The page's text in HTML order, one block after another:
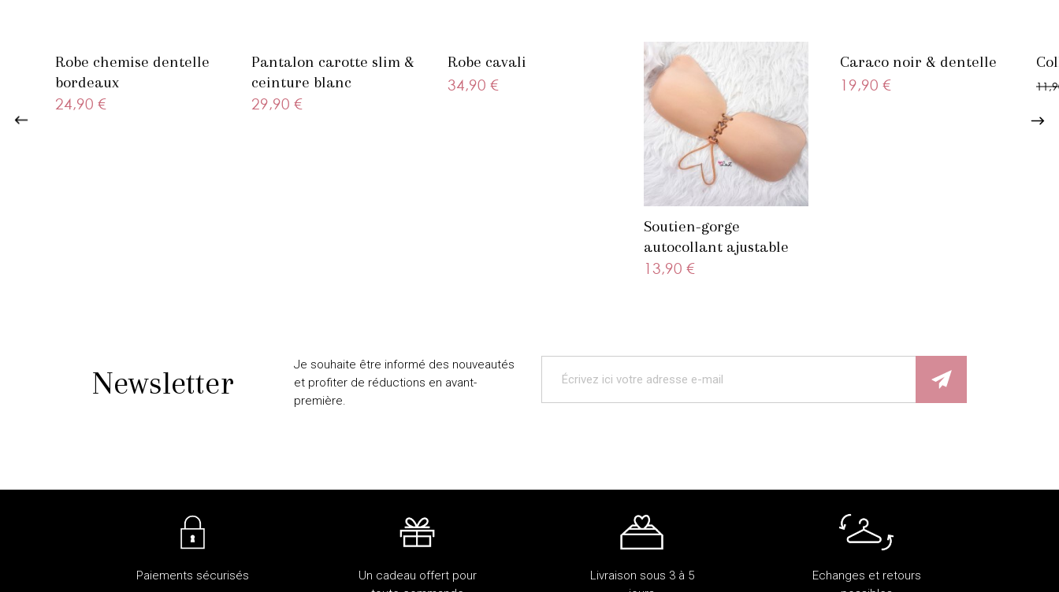
Robe chemise dentelle
bordeaux
24,90 €
Pantalon carotte slim &
ceinture blanc
29,90 €
Robe cavali
34,90 €
Soutien-gorge
autocollant ajustable
beige
13,90 €
Caraco noir & dentelle
19,90 €
Newsletter
Je souhaite être informé des nouveautés
et profiter de réductions en avant-
première.
Paiements sécurisés
Un cadeau offert pour
Livraison sous 3 à 5
Echanges et retours